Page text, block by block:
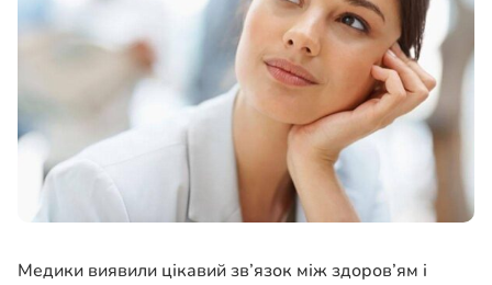
Медики виявили цікавий зв’язок між здоров’ям і